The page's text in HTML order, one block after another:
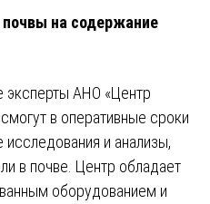
почвы на содержание
эксперты АНО «Центр
в оперативные сроки
и анализы,
в почве. Центр обладает
оборудованием и